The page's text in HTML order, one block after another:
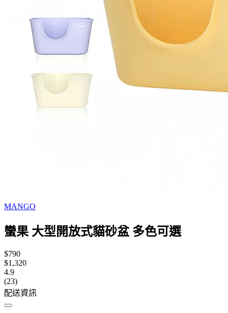
MANGO
蠻果 大型開放式貓砂盆 多色可選
$790
$1,320
4.9
(23)
配送資訊